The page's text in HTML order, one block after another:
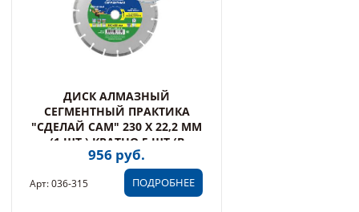
ДИСК АЛМАЗНЫЙ
СЕГМЕНТНЫЙ ПРАКТИКА
"СДЕЛАЙ САМ" 230 Х 22,2 ММ
(1 ШТ.) КРАТНО 5 ШТ (В
ПЛЕНКЕ) (036-315)
956 руб.
ПОДРОБНЕЕ
Арт: 036-315